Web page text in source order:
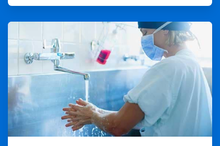
ArticleTile
3